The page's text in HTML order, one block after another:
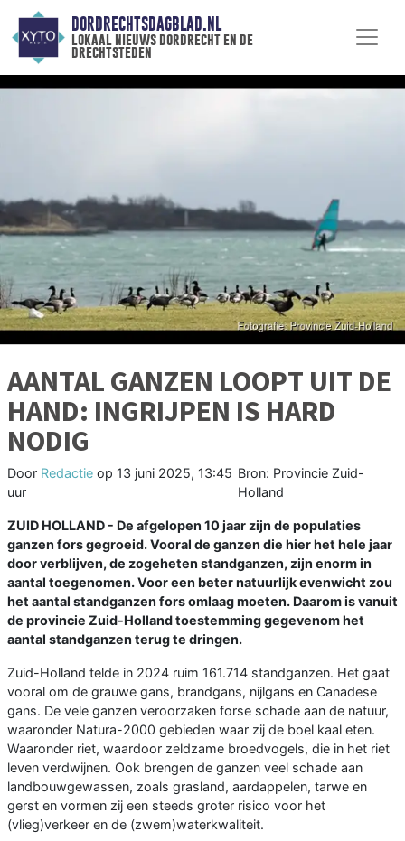
DORDRECHTSDAGBLAD.NL
lokaal nieuws dordrecht en de
drechtsteden
AANTAL GANZEN LOOPT UIT DE
HAND: INGRIJPEN IS HARD
NODIG
Door Redactie op 13 juni 2025, 13:45
uur
Bron: Provincie Zuid-
Holland
ZUID HOLLAND - De afgelopen 10 jaar zijn de populaties
ganzen fors gegroeid. Vooral de ganzen die hier het hele jaar
door verblijven, de zogeheten standganzen, zijn enorm in
aantal toegenomen. Voor een beter natuurlijk evenwicht zou
het aantal standganzen fors omlaag moeten. Daarom is vanuit
de provincie Zuid-Holland toestemming gegevenom het
aantal standganzen terug te dringen.
Zuid-Holland telde in 2024 ruim 161.714 standganzen. Het gaat
vooral om de grauwe gans, brandgans, nijlgans en Canadese
gans. De vele ganzen veroorzaken forse schade aan de natuur,
waaronder Natura-2000 gebieden waar zij de boel kaal eten.
Waaronder riet, waardoor zeldzame broedvogels, die in het riet
leven verdwijnen. Ook brengen de ganzen veel schade aan
landbouwgewassen, zoals grasland, aardappelen, tarwe en
gerst en vormen zij een steeds groter risico voor het
(vlieg)verkeer en de (zwem)waterkwaliteit.